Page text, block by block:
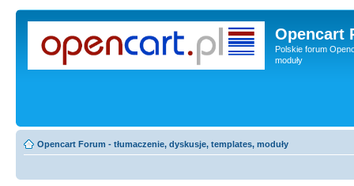
Opencart
Polskie forum
moduły
Opencart Forum - tłumaczenie, dyskusje, templates, moduły